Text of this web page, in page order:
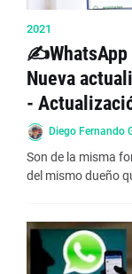
2021
✍WhatsApp
Nueva
-
Diego Fernando
Son de la misma forma
del mismo dueño